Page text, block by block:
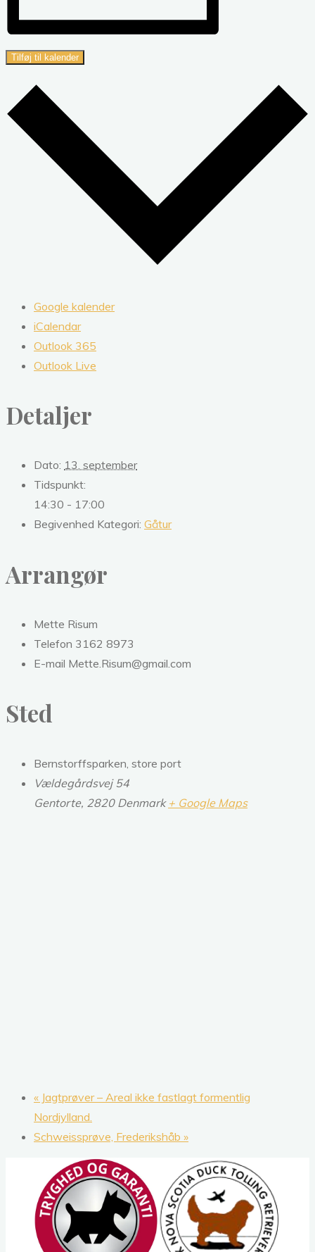
Tilføj til kalender
Google kalender
iCalendar
Outlook 365
Outlook Live
Detaljer
Dato: 13. september
Tidspunkt:
14:30 - 17:00
Begivenhed Kategori: Gåtur
Arrangør
Mette Risum
Telefon 3162 8973
E-mail Mette.Risum@gmail.com
Sted
Bernstorffsparken, store port
Vældegårdsvej 54
Gentorte, 2820 Denmark + Google Maps
« Jagtprøver – Areal ikke fastlagt formentlig
Nordjylland.
Schweissprøve, Frederikshåb »